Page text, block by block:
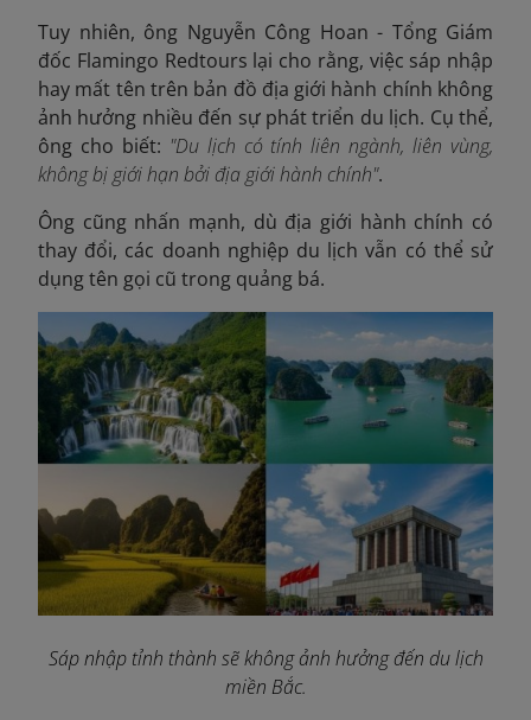
Tuy nhiên, ông Nguyễn Công Hoan - Tổng Giám
đốc Flamingo Redtours lại cho rằng, việc sáp nhập
hay mất tên trên bản đồ địa giới hành chính không
ảnh hưởng nhiều đến sự phát triển du lịch. Cụ thể,
ông cho biết: "Du lịch có tính liên ngành, liên vùng,
không bị giới hạn bởi địa giới hành chính".
Ông cũng nhấn mạnh, dù địa giới hành chính có
thay đổi, các doanh nghiệp du lịch vẫn có thể sử
dụng tên gọi cũ trong quảng bá.
Sáp nhập tỉnh thành sẽ không ảnh hưởng đến du lịch
miền Bắc.